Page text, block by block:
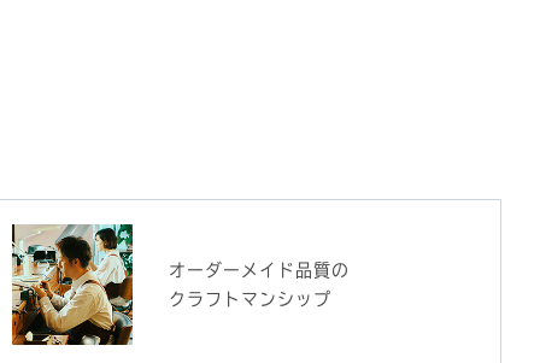
オーダーメイド品質の
クラフトマンシップ